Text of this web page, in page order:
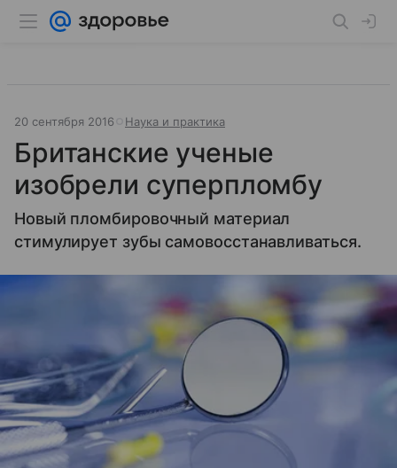
20 сентября 2016 Наука и практика
Британские ученые
изобрели суперпломбу
Новый пломбировочный материал
стимулирует зубы самовосстанавливаться.